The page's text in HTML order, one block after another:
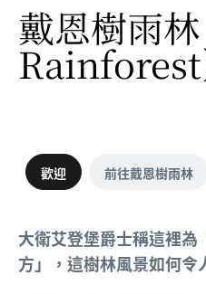
戴恩樹雨林
Rainforest
歡迎 前往戴恩樹雨林
大衛艾登堡爵士稱這裡
方」，這樹林風景如何令